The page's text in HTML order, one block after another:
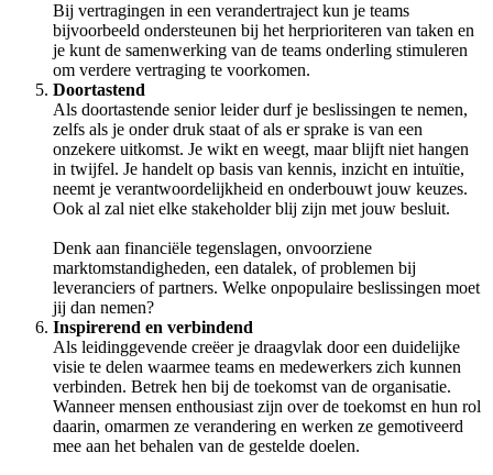
Bij vertragingen in een verandertraject kun je teams
bijvoorbeeld ondersteunen bij het herprioriteren van taken en
je kunt de samenwerking van de teams onderling stimuleren
om verdere vertraging te voorkomen.
Doortastend
Als doortastende senior leider durf je beslissingen te nemen,
zelfs als je onder druk staat of als er sprake is van een
onzekere uitkomst. Je wikt en weegt, maar blijft niet hangen
in twijfel. Je handelt op basis van kennis, inzicht en intuïtie,
neemt je verantwoordelijkheid en onderbouwt jouw keuzes.
Ook al zal niet elke stakeholder blij zijn met jouw besluit.
Denk aan financiële tegenslagen, onvoorziene
marktomstandigheden, een datalek, of problemen bij
leveranciers of partners. Welke onpopulaire beslissingen moet
jij dan nemen?
Inspirerend en verbindend
Als leidinggevende creëer je draagvlak door een duidelijke
visie te delen waarmee teams en medewerkers zich kunnen
verbinden. Betrek hen bij de toekomst van de organisatie.
Wanneer mensen enthousiast zijn over de toekomst en hun rol
daarin, omarmen ze verandering en werken ze gemotiveerd
mee aan het behalen van de gestelde doelen.